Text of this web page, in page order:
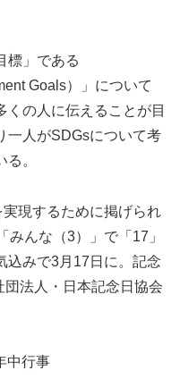
標」である
Goals）」について
の人に伝えることが目
一人がSDGsについて考
。
現するために掲げられ
んな（3）」で「17」
込みで3月17日に。記念
法人・日本記念日協会
中行事